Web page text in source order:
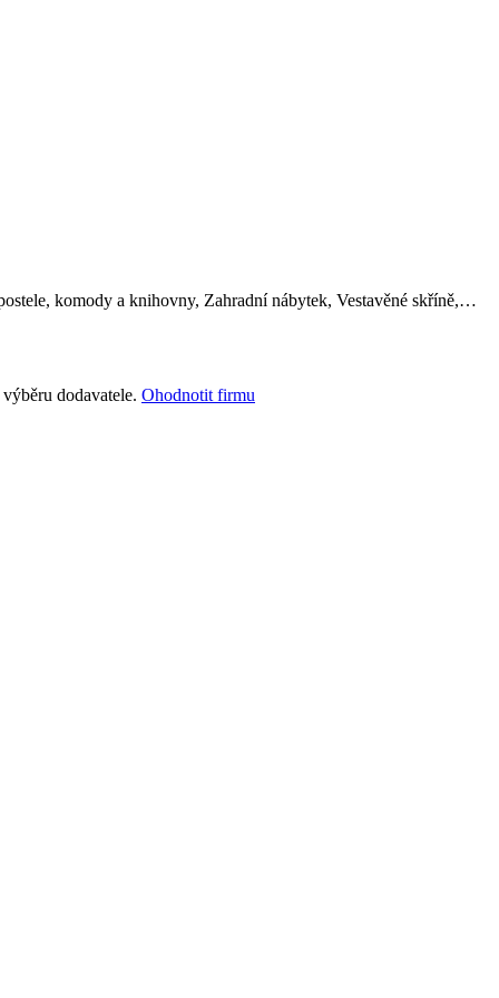
komody a knihovny, Zahradní nábytek, Vestavěné skříně,…
dodavatele. Ohodnotit firmu